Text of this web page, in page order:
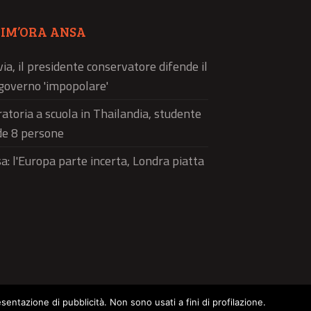
ANSA
il presidente conservatore difende il
'impopolare'
a scuola in Thailandia, studente
8 persone
l'Europa parte incerta, Londra piatta
di pubblicità. Non sono usati a fini di profilazione.